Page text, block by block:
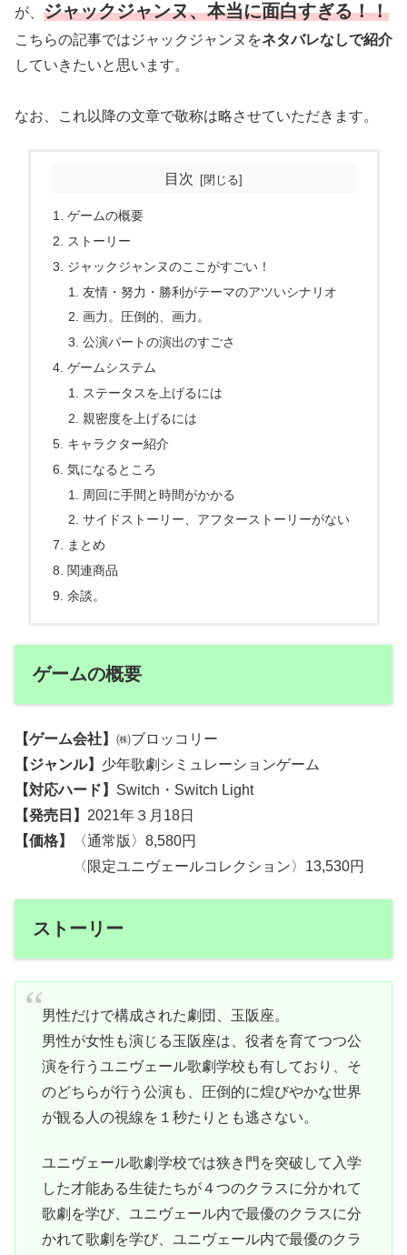
が、 ジャックジャンヌ、本当に面白すぎる！！
こちらの記事ではジャックジャンヌをネタバレなしで紹介
していきたいと思います。
なお、これ以降の文章で敬称は略させていただきます。
目次
ゲームの概要
ストーリー
ジャックジャンヌのここがすごい！
友情・努力・勝利がテーマのアツいシナリオ
画力。圧倒的、画力。
公演パートの演出のすごさ
ゲームシステム
ステータスを上げるには
親密度を上げるには
キャラクター紹介
気になるところ
周回に手間と時間がかかる
サイドストーリー、アフターストーリーがない
まとめ
関連商品
余談。
ゲームの概要
【ゲーム会社】 ㈱ブロッコリー
【ジャンル】 少年歌劇シミュレーションゲーム
【対応ハード】 Switch・Switch Light
【発売日】 2021年３月18日
【価格】
〈通常版〉8,580円
〈限定ユニヴェールコレクション〉13,530円
ストーリー
男性だけで構成された劇団、玉阪座。
男性が女性も演じる玉阪座は、役者を育てつつ公
演を行うユニヴェール歌劇学校も有しており、そ
のどちらが行う公演も、圧倒的に煌びやかな世界
が観る人の視線を１秒たりとも逃さない。
ユニヴェール歌劇学校では狭き門を突破して入学
した才能ある生徒たちが４つのクラスに分かれて
歌劇を学び、ユニヴェール内で最優のクラスに分
かれて歌劇を学び、ユニヴェール内で最優のクラ